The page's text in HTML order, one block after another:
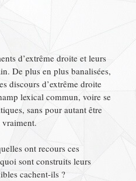
d’extrême droite et leurs
De plus en plus banalisées,
discours d’extrême droite
lexical commun, voire se
sans pour autant être
vraiment.
ont recours ces
sont construits leurs
cachent-ils ?